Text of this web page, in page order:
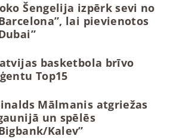
Šengelija izpērk sevi no
lai pievienotos
basketbola brīvo
Top15
Mālmanis atgriežas
un spēlēs
Kalev”